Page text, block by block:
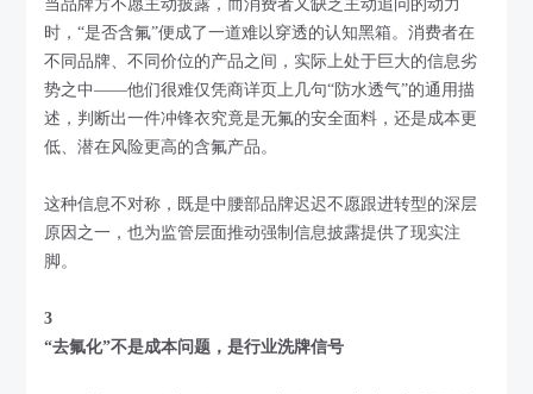
当品牌方不愿主动披露，而消费者又缺乏主动追问的动力
时，“是否含氟”便成了一道难以穿透的认知黑箱。消费者在
不同品牌、不同价位的产品之间，实际上处于巨大的信息劣
势之中——他们很难仅凭商详页上几句“防水透气”的通用描
述，判断出一件冲锋衣究竟是无氟的安全面料，还是成本更
低、潜在风险更高的含氟产品。
这种信息不对称，既是中腰部品牌迟迟不愿跟进转型的深层
原因之一，也为监管层面推动强制信息披露提供了现实注
脚。
3
“去氟化”不是成本问题，是行业洗牌信号